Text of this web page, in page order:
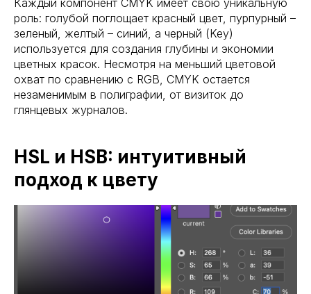
Каждый компонент CMYK имеет свою уникальную
роль: голубой поглощает красный цвет, пурпурный –
зеленый, желтый – синий, а черный (Key)
используется для создания глубины и экономии
цветных красок. Несмотря на меньший цветовой
охват по сравнению с RGB, CMYK остается
незаменимым в полиграфии, от визиток до
глянцевых журналов.
HSL и HSB: интуитивный
подход к цвету